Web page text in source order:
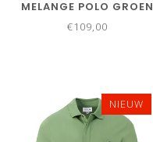
MELANGE POLO GROEN
KROKODIL
€109,00
NIEUW